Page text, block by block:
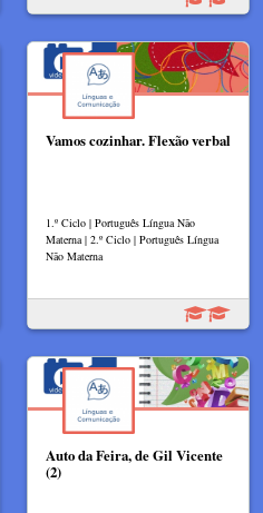
Vamos cozinhar. Flexão verbal
1.º Ciclo | Português Língua Não
Materna | 2.º Ciclo | Português Língua
Não Materna
Auto da Feira, de Gil Vicente
(2)